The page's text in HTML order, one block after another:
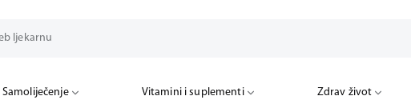
Samoliječenje Vitamini i suplementi Zdrav život